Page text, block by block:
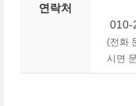
연락처
010-
(전화
시면